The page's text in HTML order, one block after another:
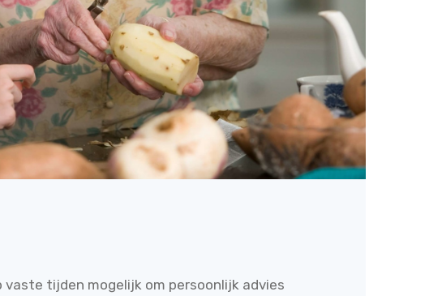
tijden mogelijk om persoonlijk advies